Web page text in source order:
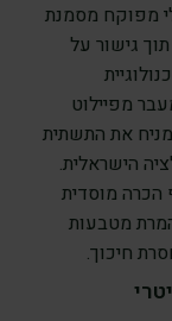
מפוקח מסמנת
גישור על
מפיילוט
את התשתית
הישראלית.
מוסדית
מטבעות
חיכוך.